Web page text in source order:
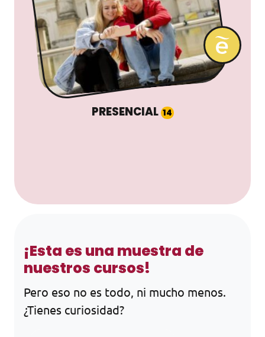
PRESENCIAL 14
¡Esta es una muestra de
nuestros cursos!
Pero eso no es todo, ni mucho menos.
¿Tienes curiosidad?